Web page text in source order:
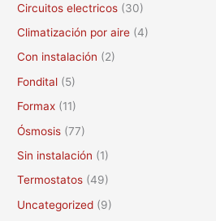
Circuitos electricos (30)
Climatización por aire (4)
Con instalación (2)
Fondital (5)
Formax (11)
Ósmosis (77)
Sin instalación (1)
Termostatos (49)
Uncategorized (9)